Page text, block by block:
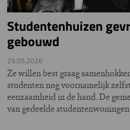
Studentenhuizen
gebouwd
29.05.2026
Ze willen best graag
studenten nog voornamelijk
eenzaamheid in de hand. De
van gedeelde